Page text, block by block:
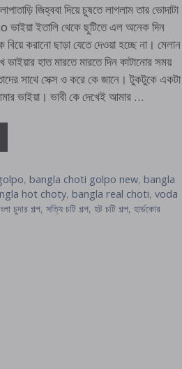
জিহ্ববা দিয়ে চুষতে লাগলাম তার ভোদাটা
ইতালি থেকে ছুটিতে এল অনেক দিন
করানো ছাড়া যেতে দেওয়া হচ্ছে না। মেলান
ভাইয়ার হাত মারতে মারতে দিন কাটানোর সময়
সাথে সেক্স ও করে কে জানে। টুকটুকে একটা
ভাইয়া। ভাবী কে দেখেই আমার …
, bangla choti golpo new, bangla
hot choty, bangla real choti, voda
চুদার গল্প, সত্যি চটি গল্প, হট চটি গল্প, হার্ডকোর